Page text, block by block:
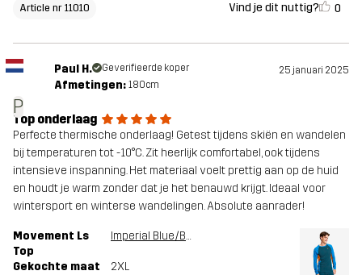
Article nr 11010 Vind je dit nuttig? 0
P
Paul H. Geverifieerde koper 25 januari 2025
Afmetingen: 180cm
Top onderlaag
Perfecte thermische onderlaag! Getest tijdens skiën en wandelen
bij temperaturen tot -10°C. Zit heerlijk comfortabel, ook tijdens
intensieve inspanning. Het materiaal voelt prettig aan op de huid
en houdt je warm zonder dat je het benauwd krijgt. Ideaal voor
wintersport en winterse wandelingen. Absolute aanrader!
Movement Ls
Top
Imperial Blue/Blue Opal
Gekochte maat 2XL